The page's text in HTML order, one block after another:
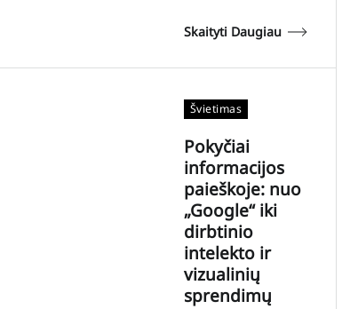
Skaityti Daugiau
Švietimas
Pokyčiai
informacijos
paieškoje: nuo
„Google“ iki
dirbtinio
intelekto ir
vizualinių
sprendimų